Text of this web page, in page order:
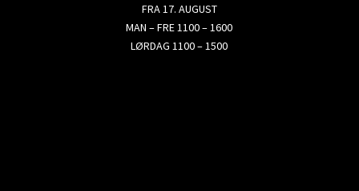
FRA 17. AUGUST
MAN – FRE 1100 – 1600
LØRDAG 1100 – 1500